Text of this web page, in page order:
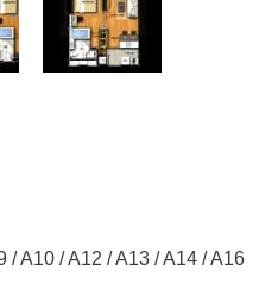
/ A10 / A12 / A13 / A14 / A16